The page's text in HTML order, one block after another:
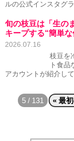
ルの公式インスタグ
旬の枝豆は「生の
キープする“簡単
2026.07.16
枝豆を
ト食
アカウントが紹介して
5 / 131 « 最